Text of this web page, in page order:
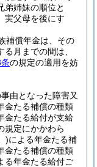
弟姉妹の順位と
実父母を後にす
補償年金は、その
月までの間は、
の規定の適用を妨
由となった障害又
金たる補償の種類
金たる給付が支給
規定にかかわら
)による年金たる補
金たる補償の種類
る年金たる給付ご